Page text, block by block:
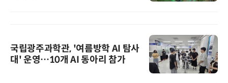
국립광주과학관, '여름방학 AI 탐사
대' 운영…10개 AI 동아리 참가